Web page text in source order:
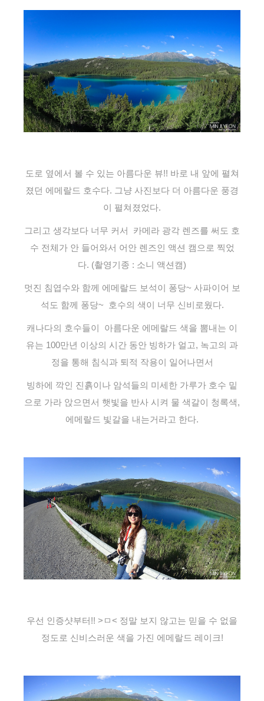
도로 옆에서 볼 수 있는 아름다운 뷰!! 바로 내 앞에 펼쳐
졌던 에메랄드 호수다. 그냥 사진보다 더 아름다운 풍경
이 펼쳐졌었다.
그리고 생각보다 너무 커서 카메라 광각 렌즈를 써도 호
수 전체가 안 들어와서 어안 렌즈인 액션 캠으로 찍었
다. (촬영기종 : 소니 액션캠)
멋진 침엽수와 함께 에메랄드 보석이 퐁당~ 사파이어 보
석도 함께 퐁당~ 호수의 색이 너무 신비로웠다.
캐나다의 호수들이 아름다운 에메랄드 색을 뽐내는 이
유는 100만년 이상의 시간 동안 빙하가 얼고, 녹고의 과
정을 통해 침식과 퇴적 작용이 일어나면서
빙하에 깍인 진흙이나 암석들의 미세한 가루가 호수 밑
으로 가라 앉으면서 햇빛을 반사 시켜 물 색갈이 청록색,
에메랄드 빛갈을 내는거라고 한다.
우선 인증샷부터!! >ㅁ< 정말 보지 않고는 믿을 수 없을
정도로 신비스러운 색을 가진 에메랄드 레이크!